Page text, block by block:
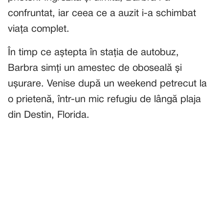
confruntat, iar ceea ce a auzit i-a schimbat
viața complet.
În timp ce aștepta în stația de autobuz,
Barbra simți un amestec de oboseală și
ușurare. Venise după un weekend petrecut la
o prietenă, într-un mic refugiu de lângă plaja
din Destin, Florida.